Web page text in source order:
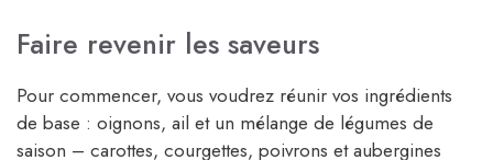
Faire revenir les saveurs
Pour commencer, vous voudrez réunir vos ingrédients
de base : oignons, ail et un mélange de légumes de
saison – carottes, courgettes, poivrons et aubergines